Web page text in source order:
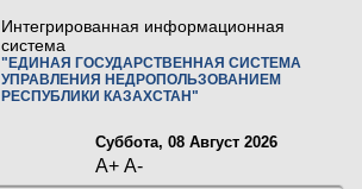
Интегрированная информационная
система
"ЕДИНАЯ ГОСУДАРСТВЕННАЯ СИСТЕМА
УПРАВЛЕНИЯ НЕДРОПОЛЬЗОВАНИЕМ
РЕСПУБЛИКИ КАЗАХСТАН"
Суббота, 08 Август 2026
A+ A-